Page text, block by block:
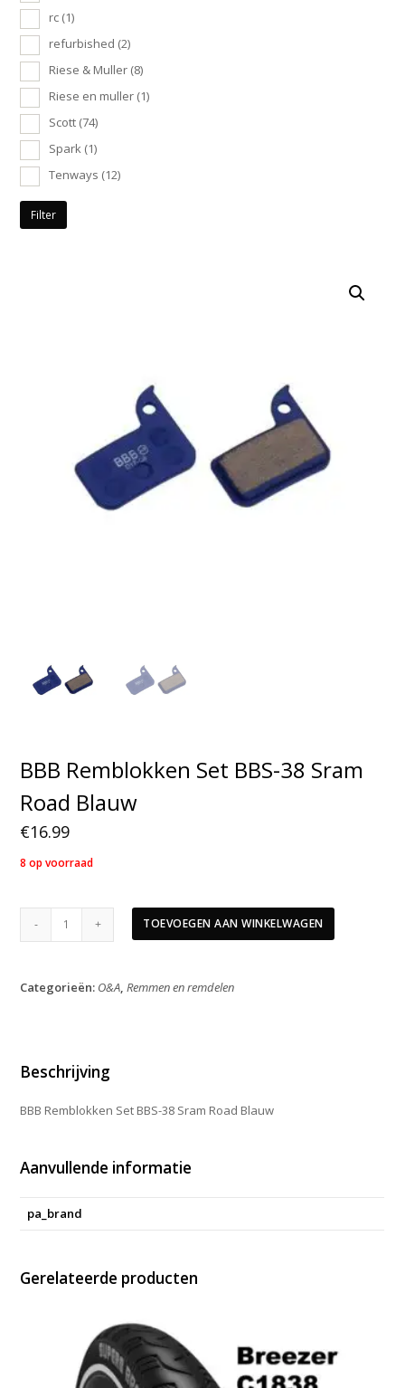
rc (1)
refurbished (2)
Riese & Muller (8)
Riese en muller (1)
Scott (74)
Spark (1)
Tenways (12)
Filter
BBB Remblokken Set BBS-38 Sram
Road Blauw
€16.99
8 op voorraad
BBB
38
aantal
TOEVOEGEN AAN WINKELWAGEN
Categorieën: O&A,Remmen en remdelen
Beschrijving
BBB Remblokken Set BBS-38 Sram Road Blauw
Aanvullende informatie
pa_brand
Gerelateerde producten